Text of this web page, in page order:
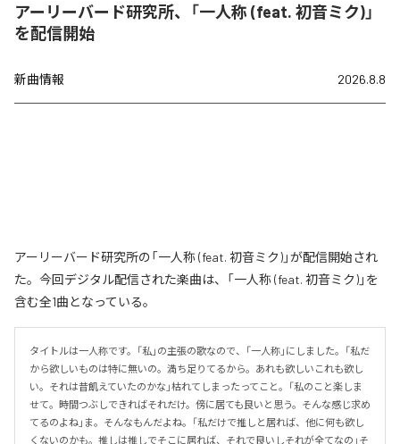
アーリーバード研究所、「一人称 (feat. 初音ミク)」
を配信開始
新曲情報 2026.8.8
アーリーバード研究所の「一人称 (feat. 初音ミク)」が配信開始され
た。今回デジタル配信された楽曲は、「一人称 (feat. 初音ミク)」を
含む全1曲となっている。
タイトルは一人称です。「私」の主張の歌なので、「一人称」にしました。「私だ
から欲しいものは特に無いの。満ち足りてるから。あれも欲しいこれも欲し
い。それは昔飢えていたのかな」枯れてしまったってこと。「私のこと楽しま
せて。時間つぶしできればそれだけ。傍に居ても良いと思う。そんな感じ求め
てるのよね」ま。そんなもんだよね。「私だけで推しと居れば、他に何も欲し
くないのかも。推しは推しでそこに居れば、それで良いしそれが全てなの」そ